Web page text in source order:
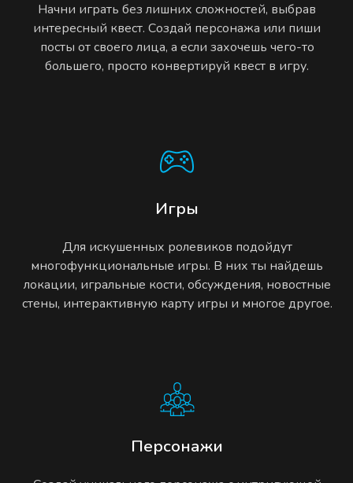
Начни играть без лишних сложностей, выбрав
интересный квест. Создай персонажа или пиши
посты от своего лица, а если захочешь чего-то
большего, просто конвертируй квест в игру.
Игры
Для искушенных ролевиков подойдут
многофункциональные игры. В них ты найдешь
локации, игральные кости, обсуждения, новостные
стены, интерактивную карту игры и многое другое.
Персонажи